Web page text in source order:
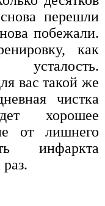
перешли
побежали.
как
усталость.
вас такой же
чистка
хорошее
от лишнего
инфаркта